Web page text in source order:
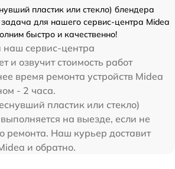
пластик или стекло) блендера
для нашего сервис-центра Midea
быстро и качественно!
наш сервис-центра
и озвучит стоимость работ
время ремонта устройств Midea
- 2 часа.
пластик или стекло)
на выезде, если не
ремонта. Наш курьер доставит
и обратно.